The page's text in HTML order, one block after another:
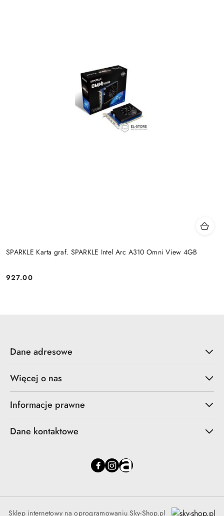
SPARKLE Karta graf. SPARKLE Intel Arc A310 Omni View 4GB
Cena:
927.00
Dane adresowe
Więcej o nas
Informacje prawne
Dane kontaktowe
Sklep internetowy na oprogramowaniu Sky-Shop.pl